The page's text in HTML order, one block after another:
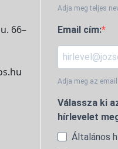
66–
Adja meg teljes
Email cím:
Adja meg az
Válassza ki
hírlevelet
Általános